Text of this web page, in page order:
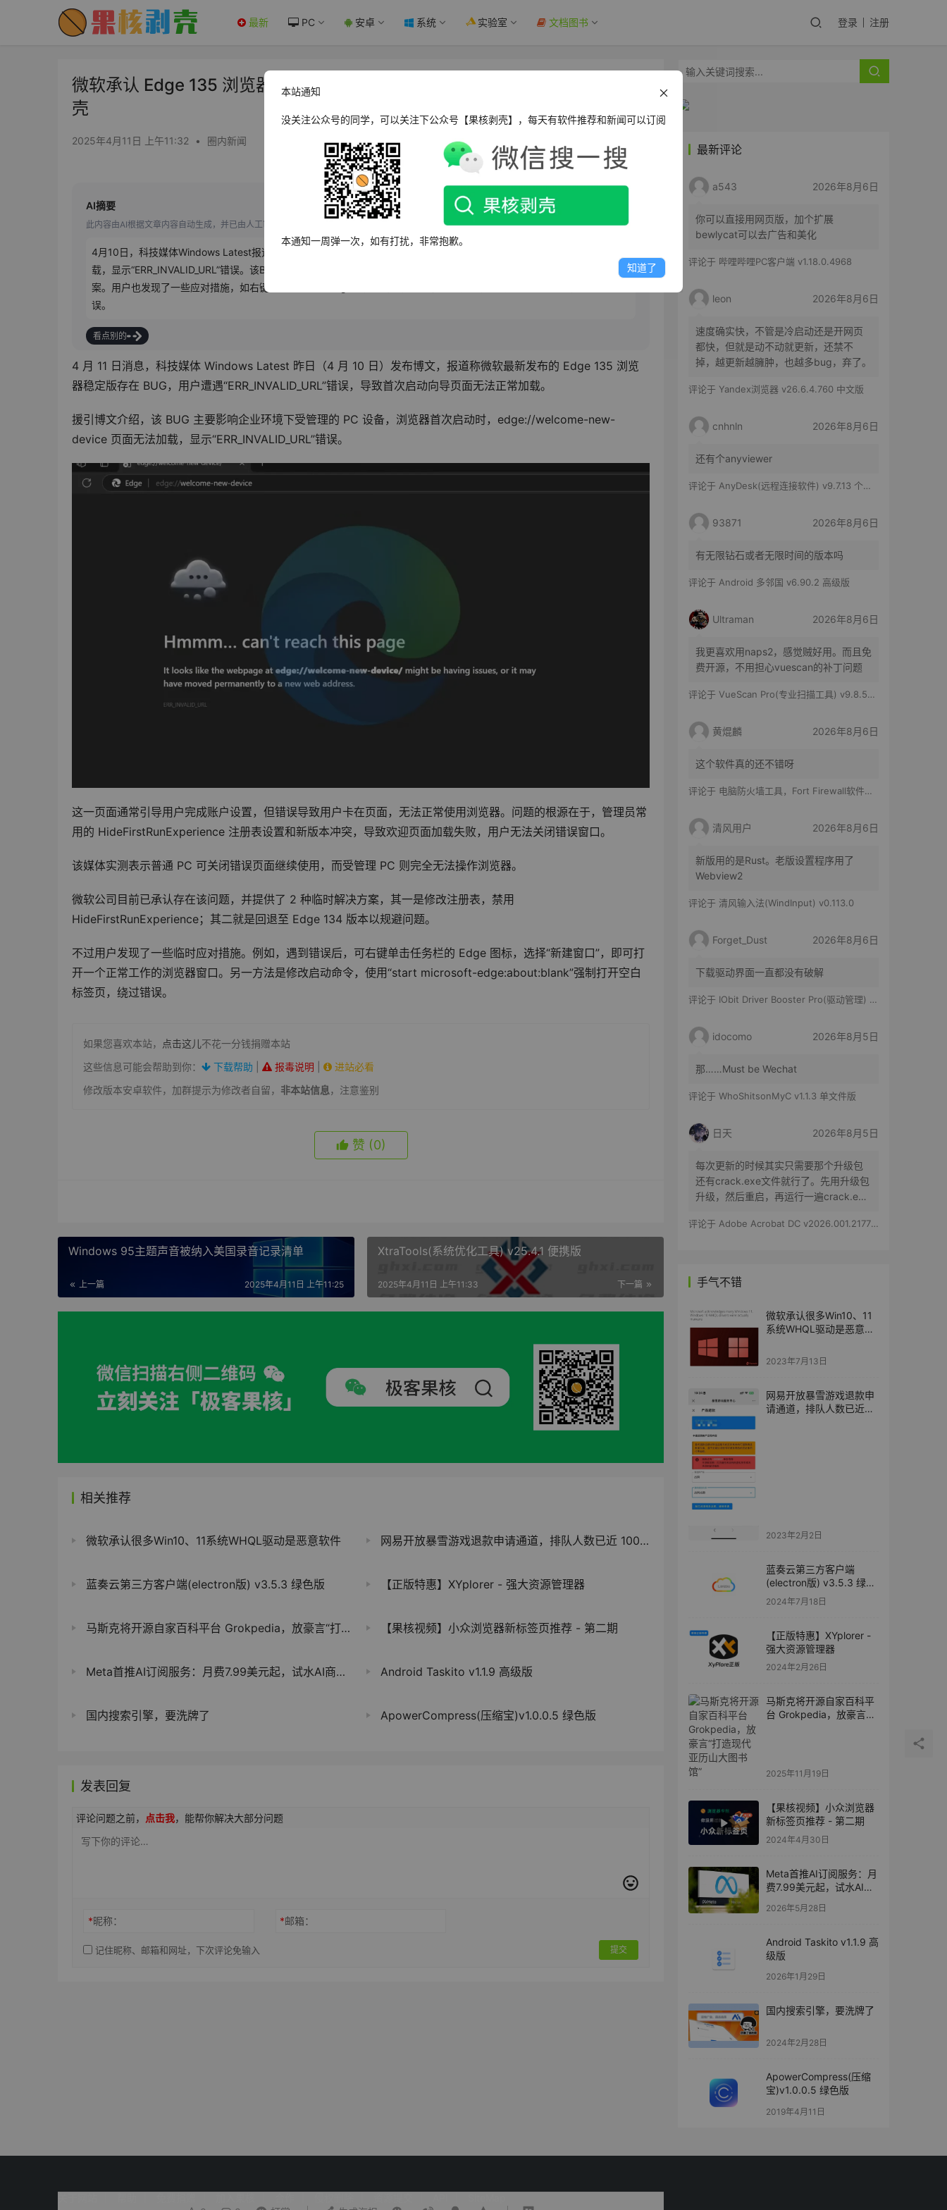
最新 PC 安卓 系统 实验室 文档图书 登录 注册
微软承认 Edge 135 浏览器存在 BUG，导致企业用户卡在欢迎页面 - 果核剥
壳
2025年4月11日 上午11:32 • 圈内新闻
AI摘要
此内容由AI根据文章内容自动生成，并已由人工审核
4月10日，科技媒体Windows Latest报道微软Edge 135浏览器稳定版存在BUG，导致用户首次启动向导页面无法正常加
载，显示“ERR_INVALID_URL”错误。该BUG主要影响企业环境下受管理的PC设备，微软已承认问题并提供两种临时解决方
案。用户也发现了一些应对措施，如右键单击任务栏的Edge图标选择新建窗口，或使用特定启动命令打开空白标签页绕过错
误。
看点别的
4 月 11 日消息，科技媒体 Windows Latest 昨日（4 月 10 日）发布博文，报道称微软最新发布的 Edge 135 浏览
器稳定版存在 BUG，用户遭遇“ERR_INVALID_URL”错误，导致首次启动向导页面无法正常加载。
援引博文介绍，该 BUG 主要影响企业环境下受管理的 PC 设备，浏览器首次启动时，edge://welcome-new-
device 页面无法加载，显示“ERR_INVALID_URL”错误。
这一页面通常引导用户完成账户设置，但错误导致用户卡在页面，无法正常使用浏览器。问题的根源在于，管理员常
用的 HideFirstRunExperience 注册表设置和新版本冲突，导致欢迎页面加载失败，用户无法关闭错误窗口。
该媒体实测表示普通 PC 可关闭错误页面继续使用，而受管理 PC 则完全无法操作浏览器。
微软公司目前已承认存在该问题，并提供了 2 种临时解决方案，其一是修改注册表，禁用
HideFirstRunExperience；其二就是回退至 Edge 134 版本以规避问题。
不过用户发现了一些临时应对措施。例如，遇到错误后，可右键单击任务栏的 Edge 图标，选择“新建窗口”，即可打
开一个正常工作的浏览器窗口。另一方法是修改启动命令，使用“start microsoft-edge:about:blank”强制打开空白
标签页，绕过错误。
如果您喜欢本站， 点击这儿不花一分钱捐赠本站
这些信息可能会帮助到你：
下载帮助 报毒说明
进站必看
修改版本安卓软件，加群提示为修改者自留， 非本站信息，注意鉴别
赞 (0)
Windows 95主题声音被纳入美国录音记录清单
上一篇 2025年4月11日 上午11:25
XtraTools(系统优化工具) v25.4.1 便携版
下一篇
2025年4月11日 上午11:33
相关推荐
微软承认很多Win10、11系统WHQL驱动是恶意软件 网易开放暴雪游戏退款申请通道，排队人数已近 100 万
蓝奏云第三方客户端(electron版) v3.5.3 绿色版 【正版特惠】XYplorer - 强大资源管理器
马斯克将开源自家百科平台 Grokpedia，放豪言“打造现代亚历山大图书馆” 【果核视频】小众浏览器新标签页推荐 - 第二期
Meta首推AI订阅服务：月费7.99美元起，试水AI商业化 Android Taskito v1.1.9 高级版
国内搜索引擎，要洗牌了 ApowerCompress(压缩宝)v1.0.0.5 绿色版
发表回复
评论问题之前， 点击我，能帮你解决大部分问题
*昵称： *邮箱：
记住昵称、邮箱和网址，下次评论免输入 提交
最新评论
a543 2026年8月6日
你可以直接用网页版，加个扩展
bewlycat可以去广告和美化
评论于 哔哩哔哩PC客户端 v1.18.0.4968
leon 2026年8月6日
速度确实快，不管是冷启动还是开网页
都快，但就是动不动就更新，还禁不
掉，越更新越臃肿，也越多bug，弃了。
评论于 Yandex浏览器 v26.6.4.760 中文版
cnhnln 2026年8月6日
还有个anyviewer
评论于 AnyDesk(远程连接软件) v9.7.13 个人版
93871 2026年8月6日
有无限钻石或者无限时间的版本吗
评论于 Android 多邻国 v6.90.2 高级版
Ultraman 2026年8月6日
我更喜欢用naps2，感觉贼好用。而且免
费开源，不用担心vuescan的补丁问题
评论于 VueScan Pro(专业扫描工具) v9.8.56.11 修改版
黄焜麟 2026年8月6日
这个软件真的还不错呀
评论于 电脑防火墙工具，Fort Firewall软件体验
清风用户 2026年8月6日
新版用的是Rust。老版设置程序用了
Webview2
评论于 清风输入法(WindInput) v0.113.0
Forget_Dust 2026年8月6日
下载驱动界面一直都没有破解
评论于 IObit Driver Booster Pro(驱动管理) v13.6.0.438 便携修改版
idocomo 2026年8月5日
那……Must be Wechat
评论于 WhoShitsonMyC v1.1.3 单文件版
日天 2026年8月5日
每次更新的时候其实只需要那个升级包
还有crack.exe文件就行了。先用升级包
升级，然后重启，再运行一遍crack.exe
评论于 Adobe Acrobat DC v2026.001.21779 特别版
手气不错
微软承认很多Win10、11
系统WHQL驱动是恶意软
2023年7月13日
网易开放暴雪游戏退款申
请通道，排队人数已近
2023年2月2日
蓝奏云第三方客户端
(electron版) v3.5.3 绿色
版
2024年7月18日
【正版特惠】XYplorer -
强大资源管理器
2024年2月26日
马斯克将开源自家百科平
台 Grokpedia，放豪言
2025年11月19日
【果核视频】小众浏览器
新标签页推荐 - 第二期
2024年4月30日
Meta首推AI订阅服务：月
费7.99美元起，试水AI商
2026年5月28日
Android Taskito v1.1.9 高
级版
2026年1月29日
国内搜索引擎，要洗牌了
2024年2月28日
ApowerCompress(压缩
宝)v1.0.0.5 绿色版
2019年4月11日
本站通知
没关注公众号的同学，可以关注下公众号【果核剥壳】，每天有软件推荐和新闻可以订阅
本通知一周弹一次，如有打扰，非常抱歉。
知道了